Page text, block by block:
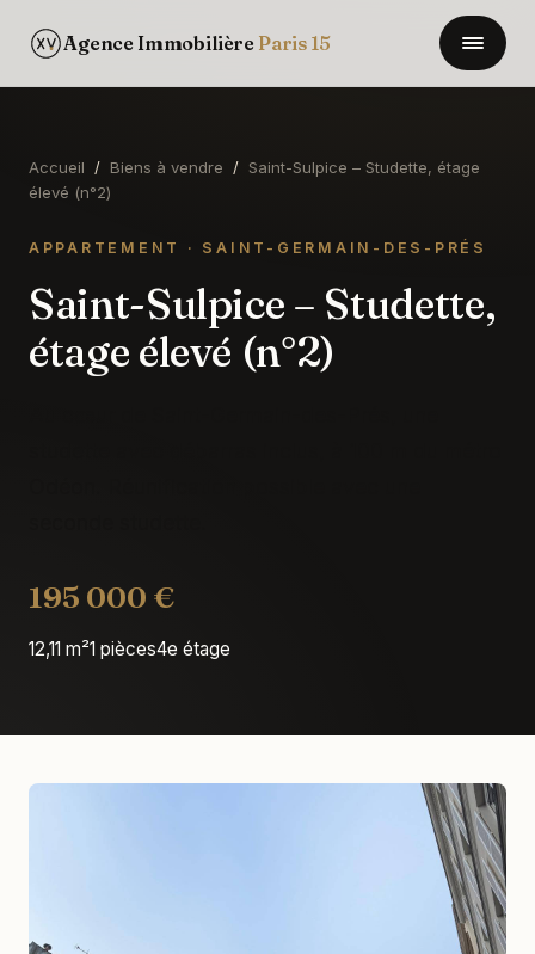
Agence Immobilière Paris 15
Accueil / Biens à vendre / Saint-Sulpice – Studette, étage
élevé (n°2)
APPARTEMENT · SAINT-GERMAIN-DES-PRÉS
Saint-Sulpice – Studette,
étage élevé (n°2)
195 000 €
12,11 m²1 pièces4e étage